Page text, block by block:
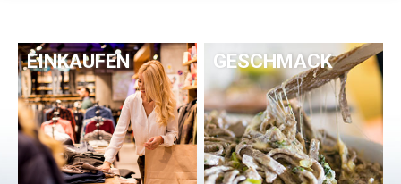
EINKAUFEN GESCHMACK